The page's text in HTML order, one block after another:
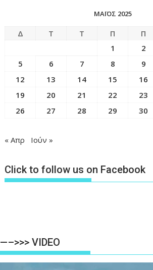
ΜΆΙΟΣ 2025
Δ Τ Τ Π Π
1
2
5
6 7 8 9
12
13 14 15 16
19
20 21 22 23
26
27 28 29 30
« Απρ Ιούν »
Click to follow us on Facebook
—–>>> VIDEO